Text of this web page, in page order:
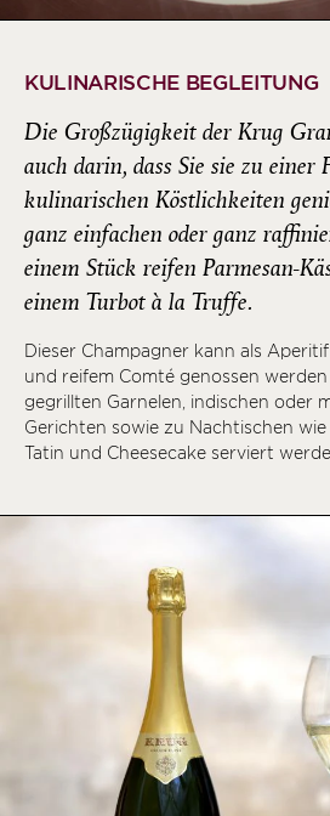
KULINARISCHE BEGLEITUNG
Die Großzügigkeit der Krug
auch darin, dass Sie sie zu einer
kulinarischen Köstlichkeiten
ganz einfachen oder ganz
einem Stück reifen Parmesan-
einem Turbot à la Truffe.
Dieser Champagner kann als
und reifem Comté genossen
gegrillten Garnelen, indischen oder
Gerichten sowie zu Nachtischen
Tatin und Cheesecake serviert